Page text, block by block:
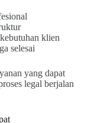
klien
selesai
yang dapat
legal berjalan